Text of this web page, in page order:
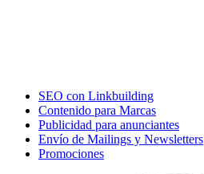
SEO con Linkbuilding
Contenido para Marcas
Publicidad para anunciantes
Envío de Mailings y Newsletters
Promociones